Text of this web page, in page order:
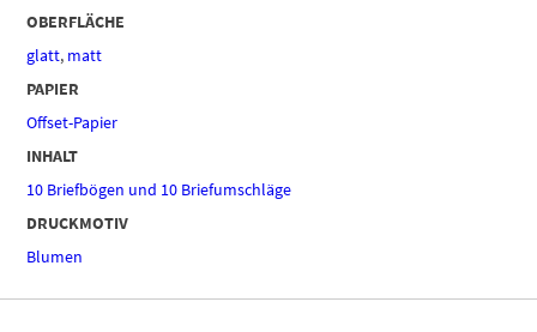
OBERFLÄCHE
glatt, matt
PAPIER
Offset-Papier
INHALT
10 Briefbögen und 10 Briefumschläge
DRUCKMOTIV
Blumen